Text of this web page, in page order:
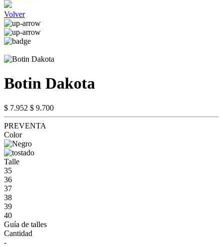
Volver
Botin Dakota
$ 7.952 $ 9.700
PREVENTA
Color
Talle
35
36
37
38
39
40
Guía de talles
Cantidad
-